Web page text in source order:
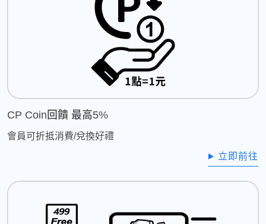
CP Coin回饋 最高5%
會員可折抵消費/兌換好禮
立即前往